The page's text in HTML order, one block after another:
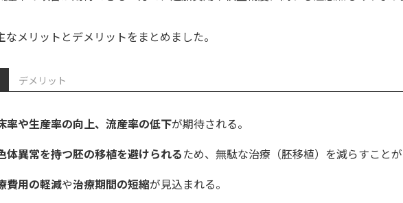
なメリットとデメリットをまとめました。
デメリット
率や生産率の向上、流産率の低下が期待される。
体異常を持つ胚の移植を避けられるため、無駄な治療（胚移植）を減らすこと
費用の軽減や治療期間の短縮が見込まれる。